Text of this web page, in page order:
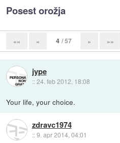
Posest orožja
«« « 4 / 57 » »»
jype
::24. feb 2012, 18:08
Your life, your choice.
zdravc1974
::9. apr 2014, 04:01